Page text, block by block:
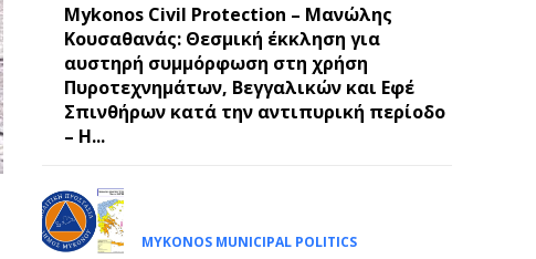
Mykonos Civil Protection – Μανώλης
Κουσαθανάς: Θεσμική έκκληση για
αυστηρή συμμόρφωση στη χρήση
Πυροτεχνημάτων, Βεγγαλικών και Εφέ
Σπινθήρων κατά την αντιπυρική περίοδο
– Η...
MYKONOS MUNICIPAL POLITICS